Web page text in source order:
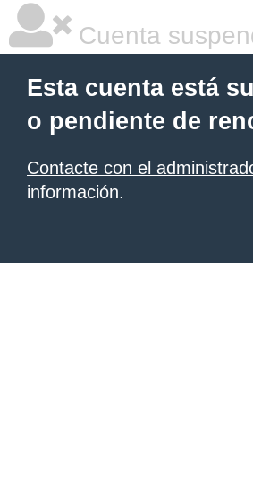
Cuenta
Esta cuenta está
o pendiente de
Contacte con el
información.